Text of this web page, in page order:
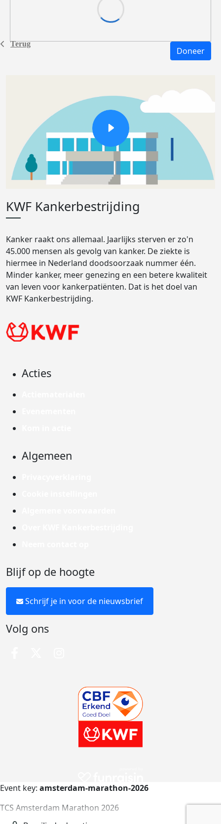
Terug
Doneer
KWF Kankerbestrijding
Kanker raakt ons allemaal. Jaarlijks sterven er zo'n
45.000 mensen als gevolg van kanker. De ziekte is
hiermee in Nederland doodsoorzaak nummer één.
Minder kanker, meer genezing en een betere kwaliteit
van leven voor kankerpatiënten. Dat is het doel van
KWF Kankerbestrijding.
Acties
Algemeen
Blijf op de hoogte
Schrijf je in voor de nieuwsbrief
Volg ons
Event key: amsterdam-marathon-2026
TCS Amsterdam Marathon 2026